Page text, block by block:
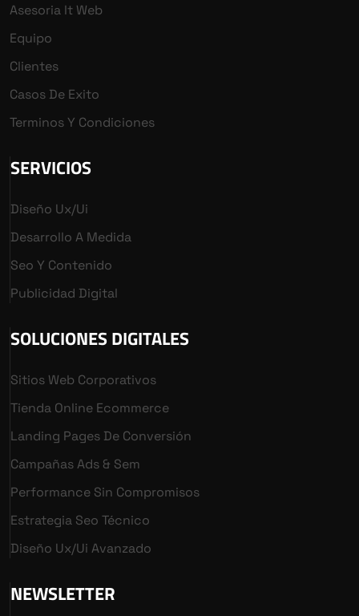
Asesoria It Web
Equipo
Clientes
Casos De Exito
Terminos Y Condiciones
SERVICIOS
Diseño Ux/ui
Desarrollo A Medida
Seo Y Contenido
Publicidad Digital
SOLUCIONES DIGITALES
Sitios Web Corporativos
Tienda Online Ecommerce
Landing Pages De Conversión
Campañas Ads & Sem
Performance Sin Compromisos
Estrategia Seo Técnico
Diseño Ux/ui Avanzado
NEWSLETTER